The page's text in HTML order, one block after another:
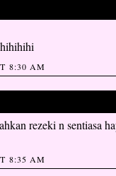
8:30 AM
rezeki n sentiasa
8:35 AM